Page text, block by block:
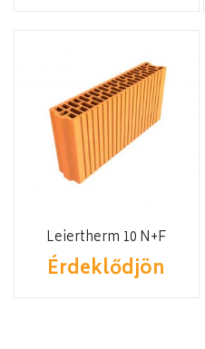
Leiertherm 10 N+F
Érdeklődjön